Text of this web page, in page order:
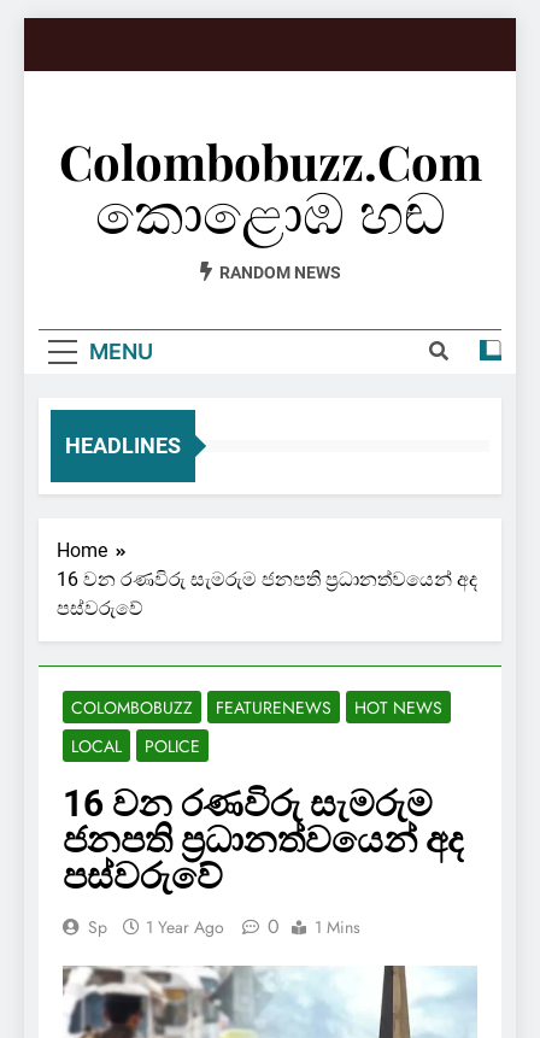
Colombobuzz.com
කොළොඹ හඬ
RANDOM NEWS
MENU
HEADLINES
Home
16 වන රණවිරු සැමරුම ජනපති ප්‍රධානත්වයෙන් අද
පස්වරුවේ
COLOMBOBUZZ FEATURENEWS
HOT NEWS
LOCAL
POLICE
16 වන රණවිරු සැමරුම
ජනපති ප්‍රධානත්වයෙන් අද
පස්වරුවේ
Sp 1 Year Ago 0 1 Mins